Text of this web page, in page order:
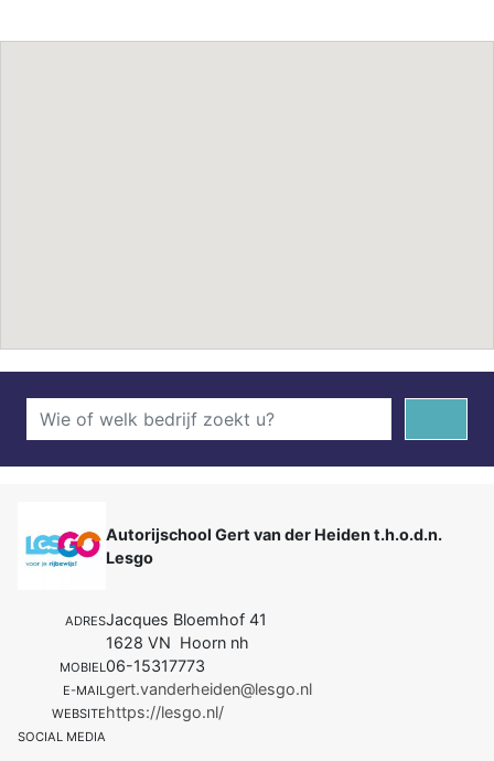
Autorijschool Gert van der Heiden t.h.o.d.n.
Lesgo
ADRESJacques Bloemhof 41
1628 VN Hoorn nh
MOBIEL06-15317773
E-MAILgert.vanderheiden@lesgo.nl
WEBSITEhttps://lesgo.nl/
SOCIAL MEDIA